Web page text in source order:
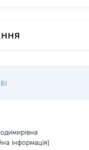
інформація]